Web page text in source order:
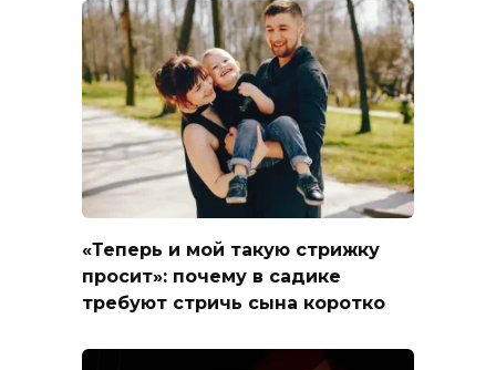
«Теперь и мой такую стрижку
просит»: почему в садике
требуют стричь сына коротко